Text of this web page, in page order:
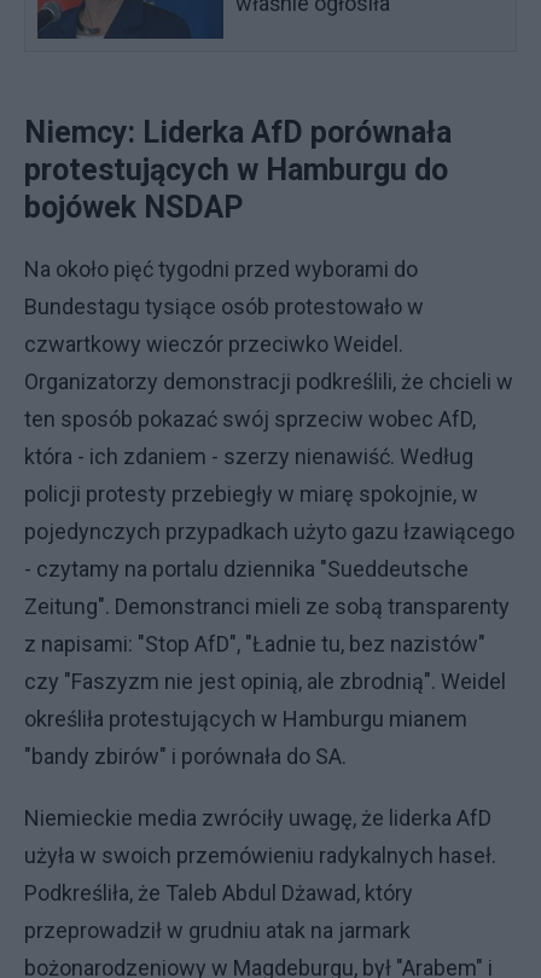
Niemcy: Liderka AfD porównała
protestujących w Hamburgu do
bojówek NSDAP
Na około pięć tygodni przed wyborami do
Bundestagu tysiące osób protestowało w
czwartkowy wieczór przeciwko Weidel.
Organizatorzy demonstracji podkreślili, że chcieli w
ten sposób pokazać swój sprzeciw wobec AfD,
która - ich zdaniem - szerzy nienawiść. Według
policji protesty przebiegły w miarę spokojnie, w
pojedynczych przypadkach użyto gazu łzawiącego
- czytamy na portalu dziennika "Sueddeutsche
Zeitung". Demonstranci mieli ze sobą transparenty
z napisami: "Stop AfD", "Ładnie tu, bez nazistów"
czy "Faszyzm nie jest opinią, ale zbrodnią". Weidel
określiła protestujących w Hamburgu mianem
"bandy zbirów" i porównała do SA.
Niemieckie media zwróciły uwagę, że liderka AfD
użyła w swoich przemówieniu radykalnych haseł.
Podkreśliła, że Taleb Abdul Dżawad, który
przeprowadził w grudniu atak na jarmark
bożonarodzeniowy w Magdeburgu, był "Arabem" i